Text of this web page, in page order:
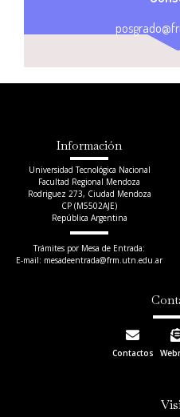
Información
Universidad Tecnológica Nacional
Facultad Regional Mendoza
Rodriguez 273, Ciudad Mendoza
CP (M5502AJE)
República Argentina
Trámites por Mesa de Entrada:
E-mail: mesadeentrada@frm.utn.edu.ar​
Contactos